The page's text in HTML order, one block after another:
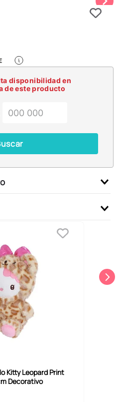
disponibilidad en
de este producto
Kitty Leopard Print
Decorativo